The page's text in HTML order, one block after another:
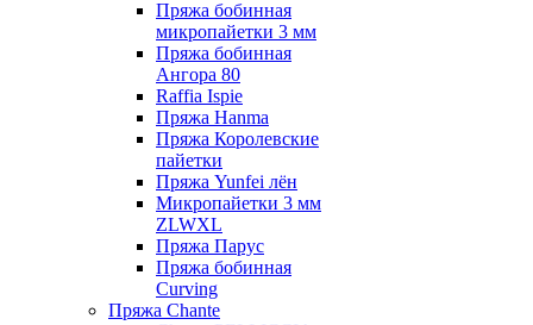
Пряжа бобинная
микропайетки 3 мм
Пряжа бобинная
Ангора 80
Raffia Ispie
Пряжа Hanma
Пряжа Королевские
пайетки
Пряжа Yunfei лён
Микропайетки 3 мм
ZLWXL
Пряжа Парус
Пряжа бобинная
Curving
Пряжа Chante